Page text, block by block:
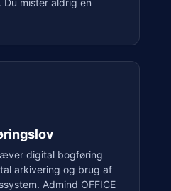
digital bogføring
arkivering og brug af
Admind OFFICE